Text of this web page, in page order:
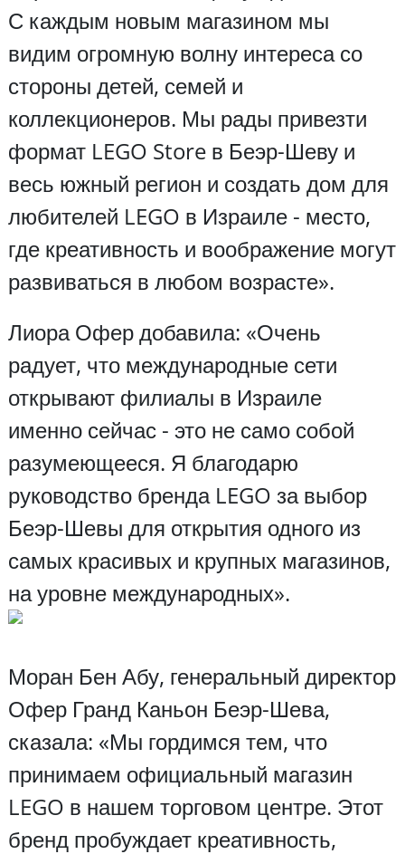
С каждым новым магазином мы
видим огромную волну интереса со
стороны детей, семей и
коллекционеров. Мы рады привезти
формат LEGO Store в Беэр-Шеву и
весь южный регион и создать дом для
любителей LEGO в Израиле - место,
где креативность и воображение могут
развиваться в любом возрасте».
Лиора Офер добавила: «Очень
радует, что международные сети
открывают филиалы в Израиле
именно сейчас - это не само собой
разумеющееся. Я благодарю
руководство бренда LEGO за выбор
Беэр-Шевы для открытия одного из
самых красивых и крупных магазинов,
на уровне международных».
Моран Бен Абу, генеральный директор
Офер Гранд Каньон Беэр-Шева,
сказала: «Мы гордимся тем, что
принимаем официальный магазин
LEGO в нашем торговом центре. Этот
бренд пробуждает креативность,